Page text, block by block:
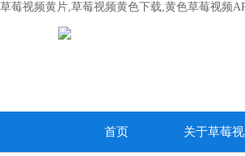
草莓视频黄片,草莓视频黄色下载,黄色草莓视频
首页 关于草莓